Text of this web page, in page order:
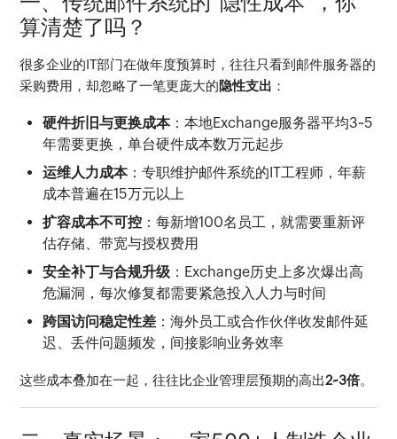
算清楚了吗？
很多企业的IT部门在做年度预算时，往往只看到邮件服务器的
采购费用，却忽略了一笔更庞大的隐性支出 ：
硬件折旧与更换成本：本地Exchange服务器平均3~5
年需要更换，单台硬件成本数万元起步
运维人力成本：专职维护邮件系统的IT工程师，年薪
成本普遍在15万元以上
扩容成本不可控：每新增100名员工，就需要重新评
估存储、带宽与授权费用
安全补丁与合规升级：Exchange历史上多次爆出高
危漏洞，每次修复都需要紧急投入人力与时间
跨国访问稳定性差：海外员工或合作伙伴收发邮件延
迟、丢件问题频发，间接影响业务效率
这些成本叠加在一起，往往比企业管理层预期的高出2~3倍。